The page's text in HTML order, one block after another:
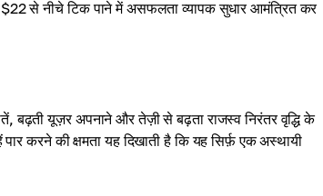
से नीचे टिक पाने में असफलता व्यापक सुधार आमंत्रित कर
यूज़र अपनाने और तेज़ी से बढ़ता राजस्व निरंतर वृद्धि के
करने की क्षमता यह दिखाती है कि यह सिर्फ़ एक अस्थायी